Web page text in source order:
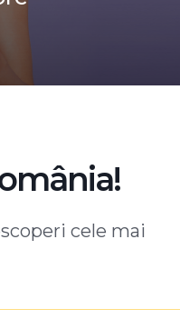
cele mai